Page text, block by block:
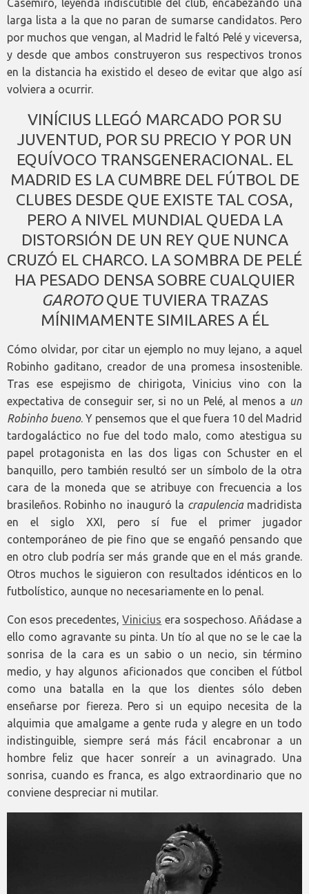
Casemiro, leyenda indiscutible del club, encabezando una
larga lista a la que no paran de sumarse candidatos. Pero
por muchos que vengan, al Madrid le faltó Pelé y viceversa,
y desde que ambos construyeron sus respectivos tronos
en la distancia ha existido el deseo de evitar que algo así
volviera a ocurrir.
VINÍCIUS LLEGÓ MARCADO POR SU
JUVENTUD, POR SU PRECIO Y POR UN
EQUÍVOCO TRANSGENERACIONAL. EL
MADRID ES LA CUMBRE DEL FÚTBOL DE
CLUBES DESDE QUE EXISTE TAL COSA,
PERO A NIVEL MUNDIAL QUEDA LA
DISTORSIÓN DE UN REY QUE NUNCA
CRUZÓ EL CHARCO. LA SOMBRA DE PELÉ
HA PESADO DENSA SOBRE CUALQUIER
GAROTOQUE TUVIERA TRAZAS
MÍNIMAMENTE SIMILARES A ÉL
Cómo olvidar, por citar un ejemplo no muy lejano, a aquel
Robinho gaditano, creador de una promesa insostenible.
Tras ese espejismo de chirigota, Vinicius vino con la
expectativa de conseguir ser, si no un Pelé, al menos a un
Robinho bueno. Y pensemos que el que fuera 10 del Madrid
tardogaláctico no fue del todo malo, como atestigua su
papel protagonista en las dos ligas con Schuster en el
banquillo, pero también resultó ser un símbolo de la otra
cara de la moneda que se atribuye con frecuencia a los
brasileños. Robinho no inauguró la crapulenciamadridista
en el siglo XXI, pero sí fue el primer jugador
contemporáneo de pie fino que se engañó pensando que
en otro club podría ser más grande que en el más grande.
Otros muchos le siguieron con resultados idénticos en lo
futbolístico, aunque no necesariamente en lo penal.
Con esos precedentes,Vinicius era sospechoso. Añádase a
ello como agravante su pinta. Un tío al que no se le cae la
sonrisa de la cara es un sabio o un necio, sin término
medio, y hay algunos aficionados que conciben el fútbol
como una batalla en la que los dientes sólo deben
enseñarse por fiereza. Pero si un equipo necesita de la
alquimia que amalgame a gente ruda y alegre en un todo
indistinguible, siempre será más fácil encabronar a un
hombre feliz que hacer sonreír a un avinagrado. Una
sonrisa, cuando es franca, es algo extraordinario que no
conviene despreciar ni mutilar.